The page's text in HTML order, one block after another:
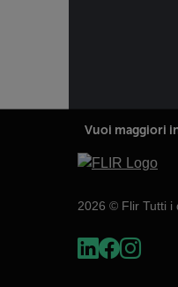
Vuoi maggiori
2026 © Flir Tutti i